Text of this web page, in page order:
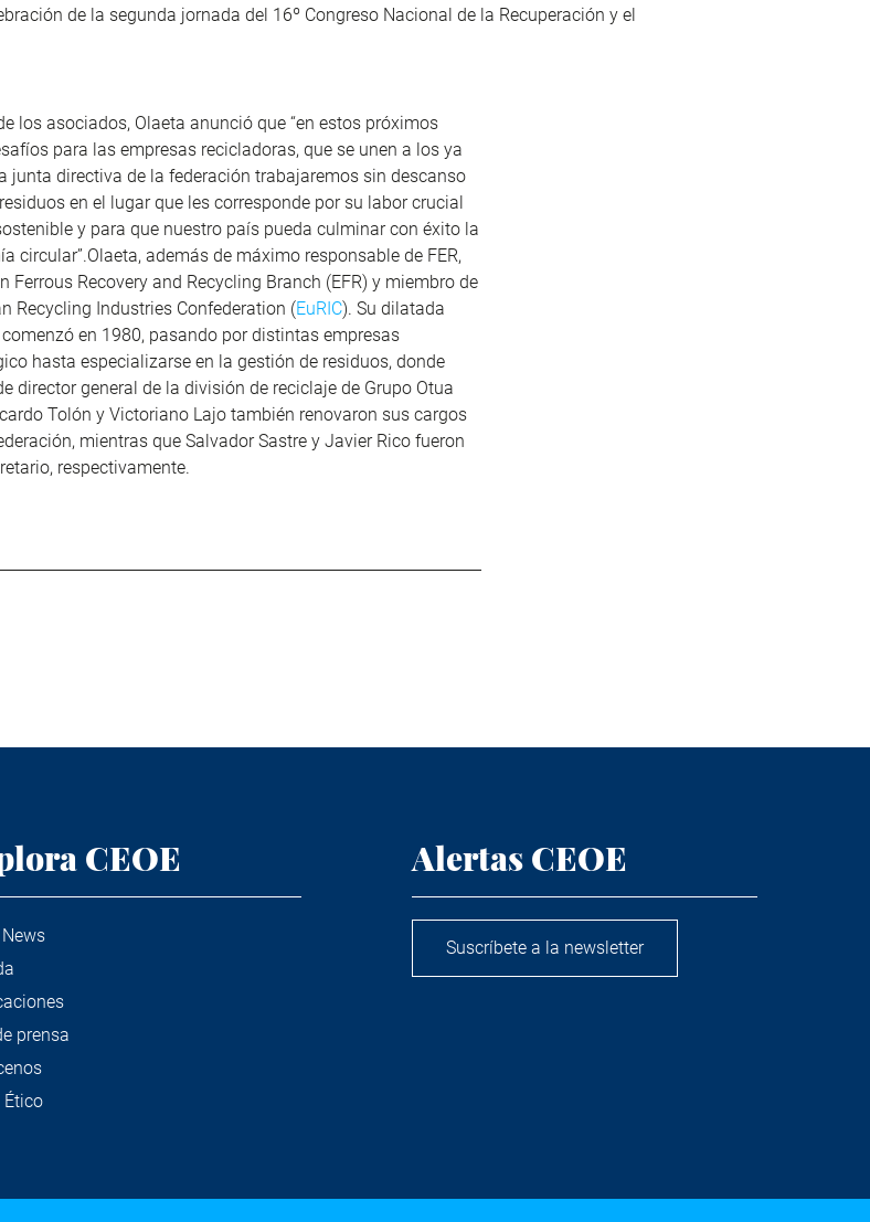
de la segunda jornada del 16º Congreso Nacional de la Recuperación y el
los asociados, Olaeta anunció que “en estos próximos
para las empresas recicladoras, que se unen a los ya
junta directiva de la federación trabajaremos sin descanso
en el lugar que les corresponde por su labor crucial
y para que nuestro país pueda culminar con éxito la
circular”.Olaeta, además de máximo responsable de FER,
Ferrous Recovery and Recycling Branch (EFR) y miembro de
Recycling Industries Confederation (EuRIC). Su dilatada
en 1980, pasando por distintas empresas
hasta especializarse en la gestión de residuos, donde
director general de la división de reciclaje de Grupo Otua
Tolón y Victoriano Lajo también renovaron sus cargos
mientras que Salvador Sastre y Javier Rico fueron
respectivamente.
CEOE
News
prensa
Ético
Alertas CEOE
Suscríbete a la newsletter